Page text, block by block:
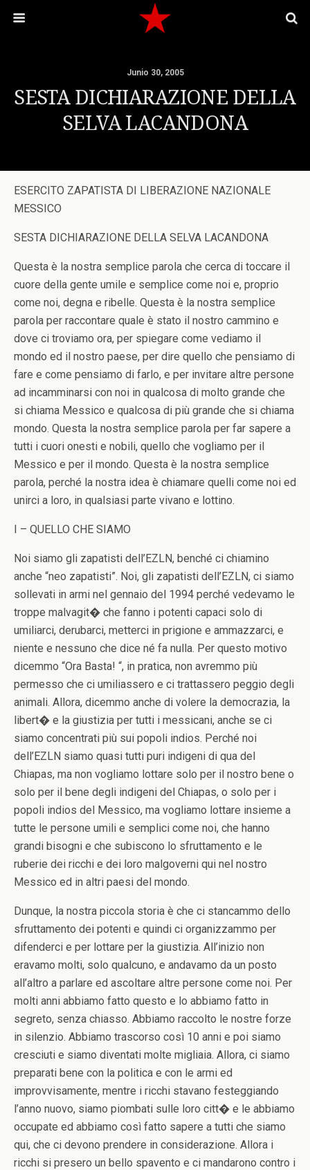
Junio 30, 2005
SESTA DICHIARAZIONE DELLA
SELVA LACANDONA
ESERCITO ZAPATISTA DI LIBERAZIONE NAZIONALE
MESSICO
SESTA DICHIARAZIONE DELLA SELVA LACANDONA
Questa è la nostra semplice parola che cerca di toccare il
cuore della gente umile e semplice come noi e, proprio
come noi, degna e ribelle. Questa è la nostra semplice
parola per raccontare quale è stato il nostro cammino e
dove ci troviamo ora, per spiegare come vediamo il
mondo ed il nostro paese, per dire quello che pensiamo di
fare e come pensiamo di farlo, e per invitare altre persone
ad incamminarsi con noi in qualcosa di molto grande che
si chiama Messico e qualcosa di più grande che si chiama
mondo. Questa la nostra semplice parola per far sapere a
tutti i cuori o­nesti e nobili, quello che vogliamo per il
Messico e per il mondo. Questa è la nostra semplice
parola, perché la nostra idea è chiamare quelli come noi ed
unirci a loro, in qualsiasi parte vivano e lottino.
I – QUELLO CHE SIAMO
Noi siamo gli zapatisti dell’EZLN, benché ci chiamino
anche “neo zapatisti”. Noi, gli zapatisti dell’EZLN, ci siamo
sollevati in armi nel gennaio del 1994 perché vedevamo le
troppe malvagit� che fanno i potenti capaci solo di
umiliarci, derubarci, metterci in prigione e ammazzarci, e
niente e nessuno che dice né fa nulla. Per questo motivo
dicemmo “Ora Basta! “, in pratica, non avremmo più
permesso che ci umiliassero e ci trattassero peggio degli
animali. Allora, dicemmo anche di volere la democrazia, la
libert� e la giustizia per tutti i messicani, anche se ci
siamo concentrati più sui popoli indios. Perché noi
dell’EZLN siamo quasi tutti puri indigeni di qua del
Chiapas, ma non vogliamo lottare solo per il nostro bene o
solo per il bene degli indigeni del Chiapas, o solo per i
popoli indios del Messico, ma vogliamo lottare insieme a
tutte le persone umili e semplici come noi, che hanno
grandi bisogni e che subiscono lo sfruttamento e le
ruberie dei ricchi e dei loro malgoverni qui nel nostro
Messico ed in altri paesi del mondo.
Dunque, la nostra piccola storia è che ci stancammo dello
sfruttamento dei potenti e quindi ci organizzammo per
difenderci e per lottare per la giustizia. All’inizio non
eravamo molti, solo qualcuno, e andavamo da un posto
all’altro a parlare ed ascoltare altre persone come noi. Per
molti anni abbiamo fatto questo e lo abbiamo fatto in
segreto, senza chiasso. Abbiamo raccolto le nostre forze
in silenzio. Abbiamo trascorso così 10 anni e poi siamo
cresciuti e siamo diventati molte migliaia. Allora, ci siamo
preparati bene con la politica e con le armi ed
improvvisamente, mentre i ricchi stavano festeggiando
l’anno nuovo, siamo piombati sulle loro citt� e le abbiamo
occupate ed abbiamo così fatto sapere a tutti che siamo
qui, che ci devono prendere in considerazione. Allora i
ricchi si presero un bello spavento e ci mandarono contro i